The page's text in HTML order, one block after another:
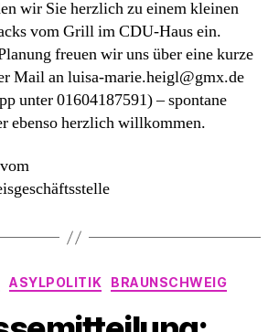
wir Sie herzlich zu einem kleinen
vom Grill im CDU-Haus ein.
freuen wir uns über eine kurze
Mail an luisa-marie.heigl@gmx.de
unter 01604187591) – spontane
ebenso herzlich willkommen.
Kategorien
ASYLPOLITIK BRAUNSCHWEIG